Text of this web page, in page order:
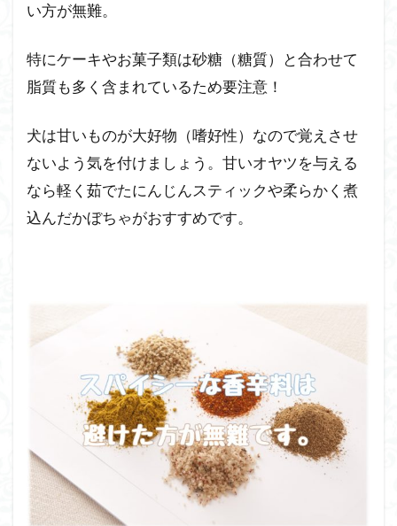
い方が無難。
特にケーキやお菓子類は砂糖（糖質）と合わせて
脂質も多く含まれているため要注意！
犬は甘いものが大好物（嗜好性）なので覚えさせ
ないよう気を付けましょう。甘いオヤツを与える
なら軽く茹でたにんじんスティックや柔らかく煮
込んだかぼちゃがおすすめです。